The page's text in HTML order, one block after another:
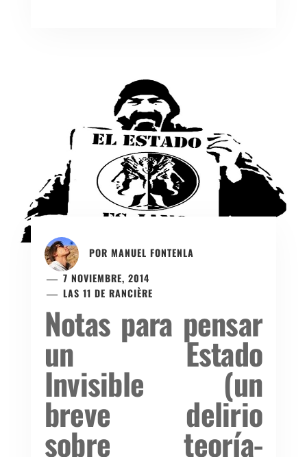
POR MANUEL FONTENLA
7 NOVIEMBRE, 2014
LAS 11 DE RANCIÈRE
Notas para pensar
un Estado
Invisible (un
breve delirio
sobre teoría-